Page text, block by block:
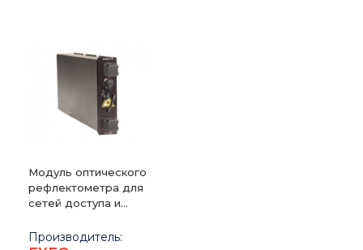
Модуль оптического
рефлектометра для
сетей доступа и
FTB-7200D
Производитель: